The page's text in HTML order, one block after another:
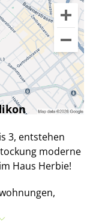
3, entstehen
moderne
Haus Herbie!